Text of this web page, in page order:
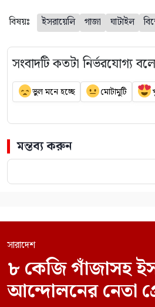
বিষয়ঃ ইসরায়েলি গাজা ঘাটাইল
সংবাদটি কতটা নির্ভরযোগ্য
ভুল মনে হচ্ছে মোটামুটি
মন্তব্য করুন
সারাদেশ
৮ কেজি গাঁজাসহ
আন্দোলনের নেতা